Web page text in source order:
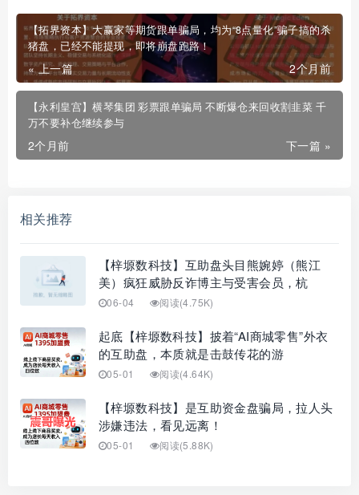
【拓界资本】大赢家等期货跟单骗局，均为“8点量化”骗子搞的杀
猪盘，已经不能提现，即将崩盘跑路！
« 上一篇 2个月前
【永利皇宫】横琴集团 彩票跟单骗局 不断爆仓来回收割韭菜 千
万不要补仓继续参与
下一篇 »
2个月前
相关推荐
【梓塬数科技】互助盘头目熊婉婷（熊江
美）疯狂威胁反诈博主与受害会员，杭
06-04 阅读(4.75K)
起底【梓塬数科技】披着“AI商城零售”外衣
的互助盘，本质就是击鼓传花的游
05-01 阅读(4.64K)
【梓塬数科技】是互助资金盘骗局，拉人头
涉嫌违法，看见远离！
05-01 阅读(5.88K)